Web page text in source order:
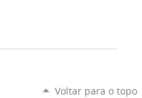
Voltar para o topo